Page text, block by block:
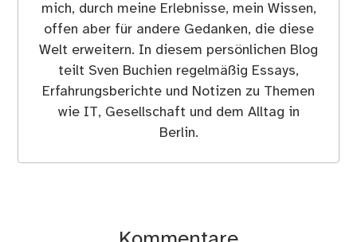
mich, durch meine Erlebnisse, mein Wissen,
offen aber für andere Gedanken, die diese
Welt erweitern. In diesem persönlichen Blog
teilt Sven Buchien regelmäßig Essays,
Erfahrungsberichte und Notizen zu Themen
wie IT, Gesellschaft und dem Alltag in
Berlin.